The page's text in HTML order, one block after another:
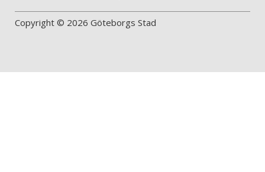
Copyright © 2026 Göteborgs Stad